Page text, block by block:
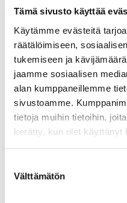
Tämä sivusto käyttää
Käytämme evästeitä
räätälöimiseen,
tukemiseen ja
jaamme sosiaalisen
alan kumppaneillemme
sivustoamme.
tietoja muihin tietoihin,
kerätty, kun olet käyttänyt
valinta
Välttämätön
12.08.2026
𝐈𝐧𝐯𝐢𝐭𝐚𝐭𝐢𝐨𝐧:
𝐄𝐱𝐩𝐨 & 𝐍𝐚𝐭𝐢𝐨𝐧𝐚𝐥
Afrikka Arabimaat
20.08.2026
Open event:
Market Briefing
Ambassadors
Kaakkois–Aasia